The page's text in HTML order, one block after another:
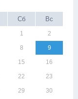
Сб Вс
1 2
8 9
15 16
22 23
29 30